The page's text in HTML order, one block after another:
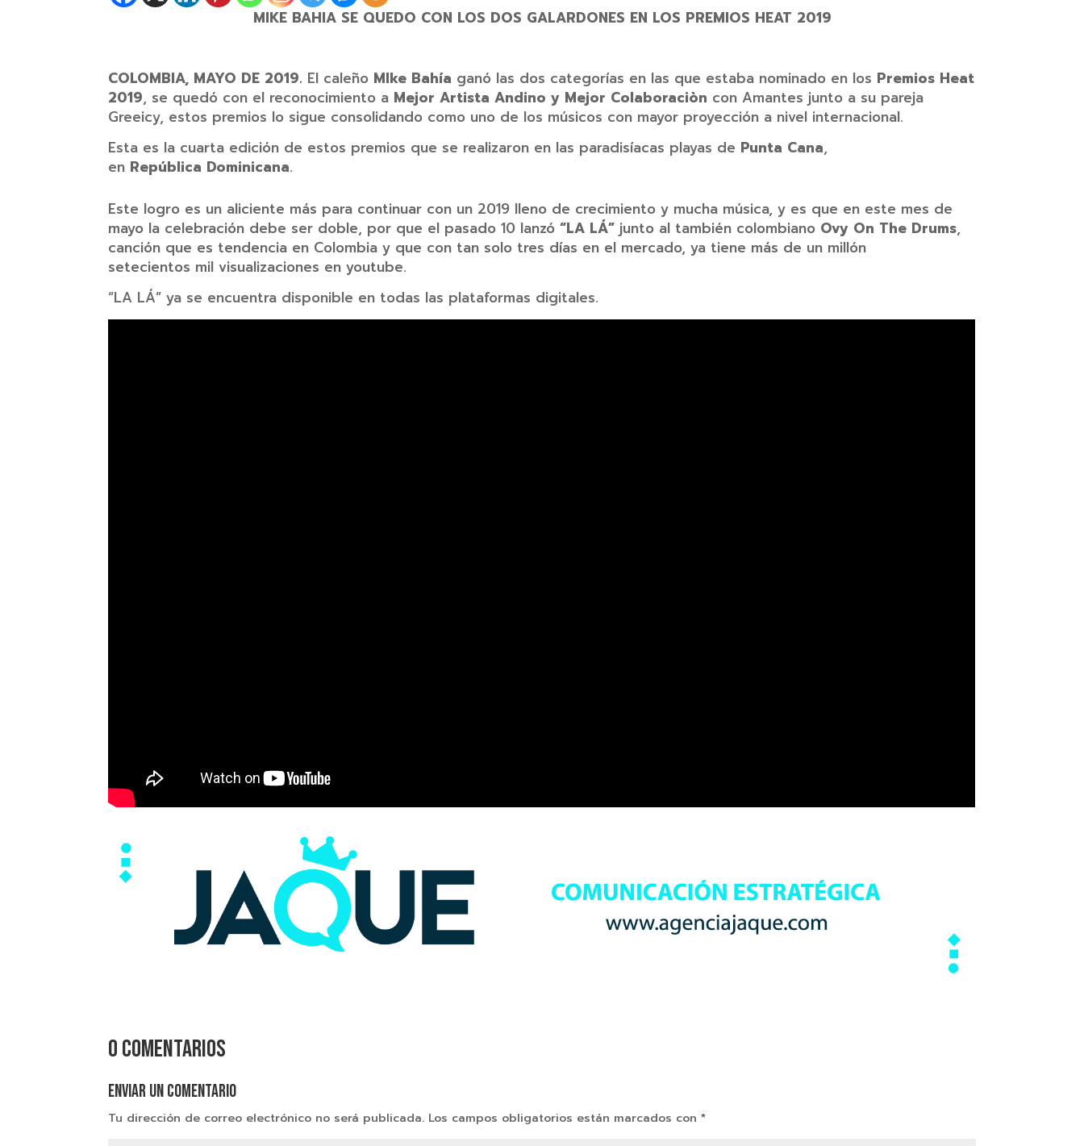
MIKE BAHIA SE QUEDO CON LOS DOS GALARDONES EN LOS PREMIOS HEAT 2019
COLOMBIA, MAYO DE 2019. El caleño MIke Bahía ganó las dos categorías en las que estaba nominado en los Premios Heat
2019, se quedó con el reconocimiento a Mejor Artista Andino y Mejor Colaboraciòn con Amantes junto a su pareja
Greeicy, estos premios lo sigue consolidando como uno de los músicos con mayor proyección a nivel internacional.
Esta es la cuarta edición de estos premios que se realizaron en las paradisíacas playas de Punta Cana,
en República Dominicana.
Este logro es un aliciente más para continuar con un 2019 lleno de crecimiento y mucha música, y es que en este mes de
mayo la celebración debe ser doble, por que el pasado 10 lanzó“LA LÁ” junto al también colombiano Ovy On The Drums,
canción que es tendencia en Colombia y que con tan solo tres días en el mercado, ya tiene más de un millón
setecientos mil visualizaciones en youtube.
“LA LÁ” ya se encuentra disponible en todas las plataformas digitales.
0 comentarios
Enviar un comentario
Tu dirección de correo electrónico no será publicada. Los campos obligatorios están marcados con*